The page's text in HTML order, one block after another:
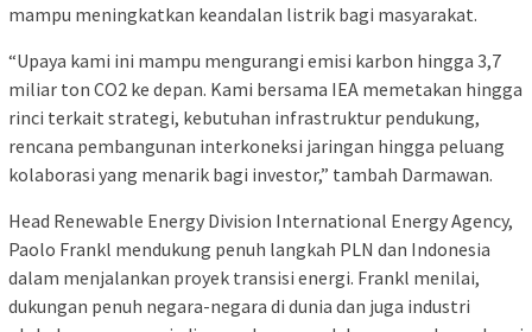
mampu meningkatkan keandalan listrik bagi masyarakat.
“Upaya kami ini mampu mengurangi emisi karbon hingga 3,7
miliar ton CO2 ke depan. Kami bersama IEA memetakan hingga
rinci terkait strategi, kebutuhan infrastruktur pendukung,
rencana pembangunan interkoneksi jaringan hingga peluang
kolaborasi yang menarik bagi investor,” tambah Darmawan.
Head Renewable Energy Division International Energy Agency,
Paolo Frankl mendukung penuh langkah PLN dan Indonesia
dalam menjalankan proyek transisi energi. Frankl menilai,
dukungan penuh negara-negara di dunia dan juga industri